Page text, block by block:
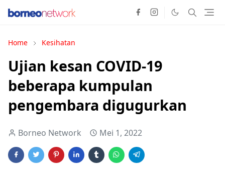
Home Kesihatan
Ujian kesan COVID-19
beberapa kumpulan
pengembara digugurkan
Borneo Network Mei 1, 2022